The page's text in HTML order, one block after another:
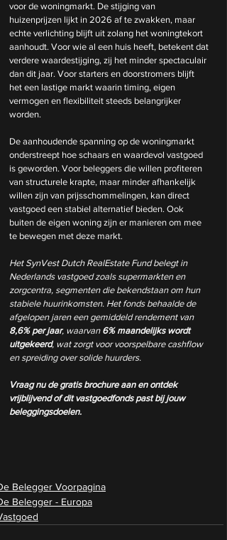
voor de woningmarkt. De stijging van
huizenprijzen lijkt in 2026 af te zwakken, maar
echte verlichting blijft uit zolang het woningtekort
aanhoudt. Voor wie al een huis heeft, betekent dat
verdere waardestijging, zij het minder spectaculair
dan dit jaar. Voor starters en doorstromers blijft
het een lastige markt waarin timing, eigen
vermogen en flexibiliteit steeds belangrijker
worden.
De aanhoudende spanning op de woningmarkt
onderstreept hoe schaars en waardevol vastgoed
is geworden. Voor beleggers die willen profiteren
van structurele krapte, maar minder afhankelijk
willen zijn van prijsschommelingen, kan direct
vastgoed een stabiel alternatief bieden. Ook
buiten de eigen woning zijn er manieren om mee
te bewegen met deze markt.
Het SynVest Dutch RealEstate Fund belegt in
Nederlands vastgoed zoals supermarkten en
zorgcentra, segmenten die bekendstaan om hun
stabiele huurinkomsten. Het fonds behaalde de
afgelopen jaren een gemiddeld rendement van
8,6% per jaar, waarvan 6% maandelijks wordt
uitgekeerd, wat zorgt voor voorspelbare cashflow
en spreiding over solide huurders.
Vraag nu de gratis brochure aan en ontdek
vrijblijvend of dit vastgoedfonds past bij jouw
beleggingsdoelen.
Belegger Voorpagina
Belegger - Europa